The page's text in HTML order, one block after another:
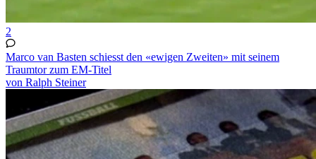
2
Marco van Basten schiesst den «ewigen Zweiten» mit seinem
Traumtor zum EM-Titel
von Ralph Steiner